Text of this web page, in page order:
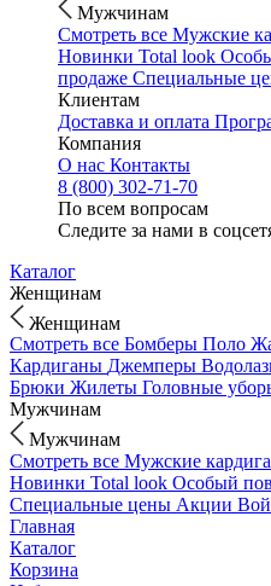
Мужчинам
Смотреть все Мужские
Новинки Total look
продаже Специальные
Клиентам
Доставка и оплата
Компания
О нас Контакты
8 (800) 302-71-70
По всем вопросам
Следите за нами в
Каталог
Женщинам
Женщинам
Смотреть все Бомберы Поло
Кардиганы Джемперы
Брюки Жилеты Головные
Мужчинам
Мужчинам
Смотреть все Мужские
Новинки Total look Особый
Специальные цены Акции
Главная
Каталог
Корзина